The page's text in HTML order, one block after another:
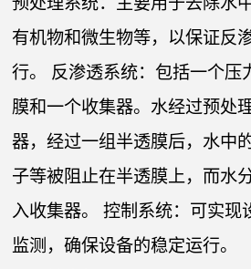
有机物和微生物等，以保证反
行。 反渗透系统：包括一个压
膜和一个收集器。水经过预处
器，经过一组半透膜后，水中
子等被阻止在半透膜上，而水
入收集器。 控制系统：可实现
监测，确保设备的稳定运行。